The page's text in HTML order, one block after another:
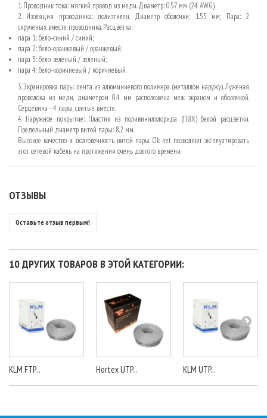
1. Проводник тока: мягкий провод из меди. Диаметр: 0.57 мм (24 AWG).
2. Изоляция проводника: полиэтилен. Диаметр оболочки: 1.55 мм; Пара: 2
скрученых вместе проводника. Расцветка:
пара 1: бело-синий / синий;
пара 2: бело-оранжевый / оранжевый;
пара 3: бело-зеленый / зеленый;
пара 4: бело-коричневый / коричневый.
3. Экранировка пары: лента из алюминиевого полимера (металлом наружу). Луженая
проволока из меди, диаметром 0.4 мм, расположена меж экраном и оболочкой.
Серцевина - 4 пары, свитые вместе.
4. Наружное покрытие: Пластик из поливинилхлорида (ПВХ) белой расцветки.
Предельный диаметр витой пары: 8.2 мм.
Высокое качество и долговечность витой пары Ok-net позволяют эксплуатировать
этот сетевой кабель на протяжении очень долгого времени.
ОТЗЫВЫ
Оставьте отзыв первым!
10 ДРУГИХ ТОВАРОВ В ЭТОЙ КАТЕГОРИИ:
KLM FTP... Hortex UTP... KLM UTP...